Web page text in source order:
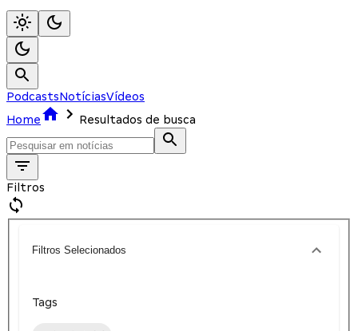
PodcastsNotíciasVídeos
Home
Resultados de busca
Filtros
Filtros Selecionados
Tags